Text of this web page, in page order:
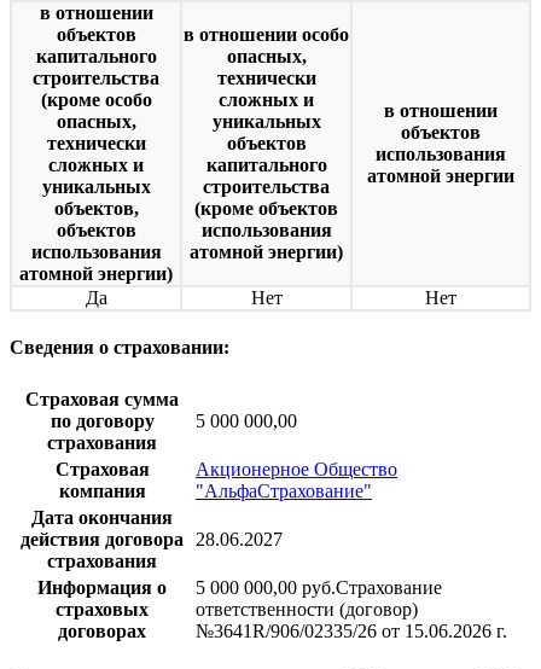
в отношении
объектов
капитального
строительства
(кроме особо
опасных,
технически
сложных и
уникальных
объектов,
объектов
использования
атомной энергии)
в отношении особо
опасных,
технически
сложных и
уникальных
объектов
капитального
строительства
(кроме объектов
использования
атомной энергии)
в отношении
объектов
использования
атомной энергии
Да Нет Нет
Сведения о страховании:
Страховая сумма
по договору
страхования
5 000 000,00
Страховая
компания
Акционерное Общество
"АльфаСтрахование"
Дата окончания
действия договора
страхования
28.06.2027
Информация о
страховых
договорах
5 000 000,00 руб.Страхование
ответственности (договор)
№3641R/906/02335/26 от 15.06.2026 г.